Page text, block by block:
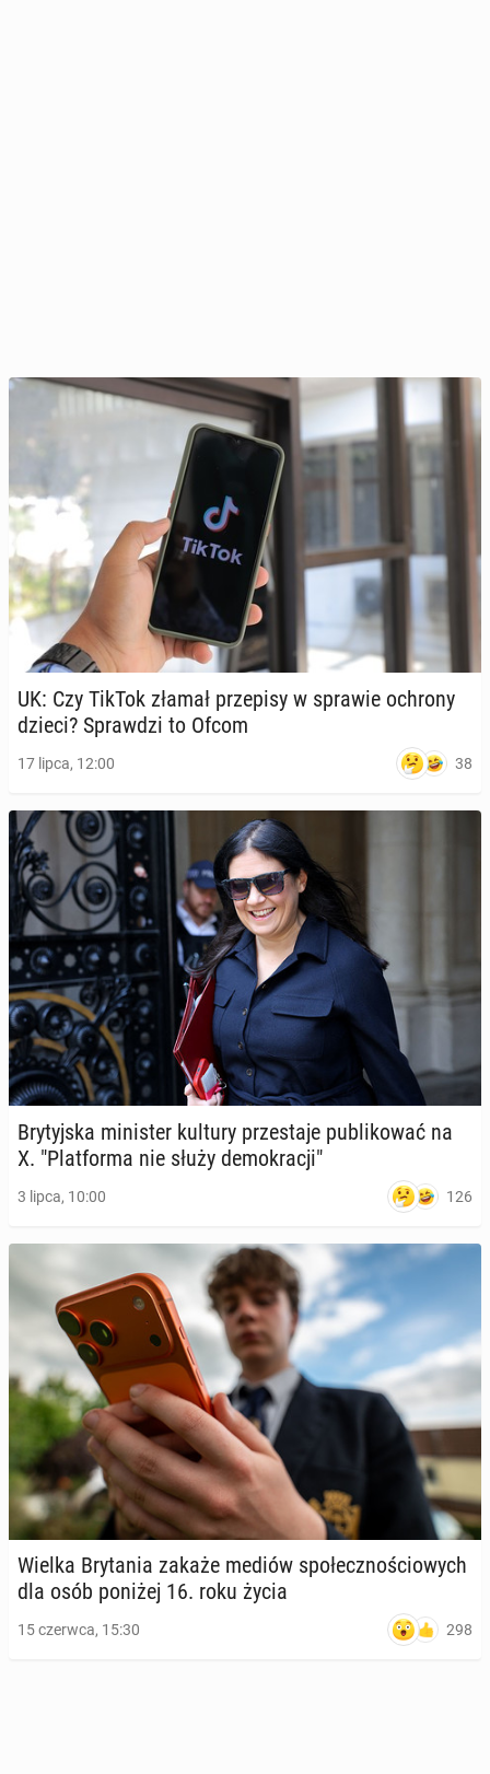
UK: Czy TikTok złamał prze­pi­sy w sprawie ochrony
dzieci? Spraw­dzi to Ofcom
17 lipca, 12:00 38
Bry­tyj­ska mi­ni­ster kultury prze­sta­je pu­bli­ko­wać na
X. "Plat­for­ma nie służy de­mo­kra­cji"
3 lipca, 10:00 126
Wielka Bry­ta­nia zakaże mediów spo­łecz­no­ścio­wych
dla osób poniżej 16. roku życia
15 czerwca, 15:30 298